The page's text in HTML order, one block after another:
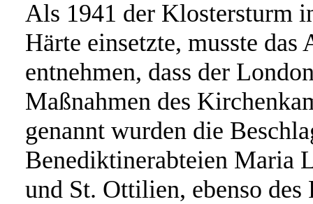
Als 1941 der Klostersturm
Härte einsetzte, musste das
entnehmen, dass der
Maßnahmen des
genannt wurden die
Benediktinerabteien Maria
und St. Ottilien, ebenso des